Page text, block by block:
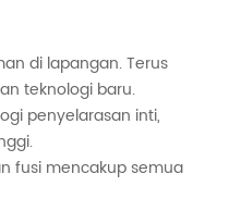
di lapangan. Terus
teknologi baru.
penyelarasan inti,
fusi mencakup semua